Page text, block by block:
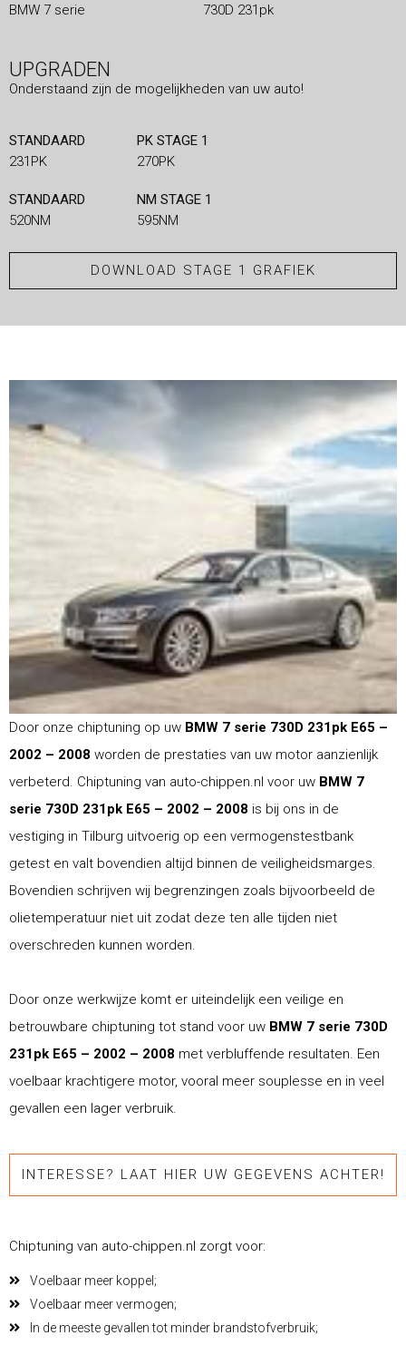
BMW 7 serie 730D 231pk
UPGRADEN
Onderstaand zijn de mogelijkheden van uw auto!
STANDAARD
231PK
PK STAGE 1
270PK
STANDAARD
520NM
NM STAGE 1
595NM
DOWNLOAD STAGE 1 GRAFIEK
Door onze chiptuning op uw BMW 7 serie 730D 231pk E65 –
2002 – 2008 worden de prestaties van uw motor aanzienlijk
verbeterd. Chiptuning van auto-chippen.nl voor uw BMW 7
serie 730D 231pk E65 – 2002 – 2008 is bij ons in de
vestiging in Tilburg uitvoerig op een vermogenstestbank
getest en valt bovendien altijd binnen de veiligheidsmarges.
Bovendien schrijven wij begrenzingen zoals bijvoorbeeld de
olietemperatuur niet uit zodat deze ten alle tijden niet
overschreden kunnen worden.
Door onze werkwijze komt er uiteindelijk een veilige en
betrouwbare chiptuning tot stand voor uw BMW 7 serie 730D
231pk E65 – 2002 – 2008 met verbluffende resultaten. Een
voelbaar krachtigere motor, vooral meer souplesse en in veel
gevallen een lager verbruik.
INTERESSE? LAAT HIER UW GEGEVENS ACHTER!
Chiptuning van auto-chippen.nl zorgt voor:
Voelbaar meer koppel;
Voelbaar meer vermogen;
In de meeste gevallen tot minder brandstofverbruik;